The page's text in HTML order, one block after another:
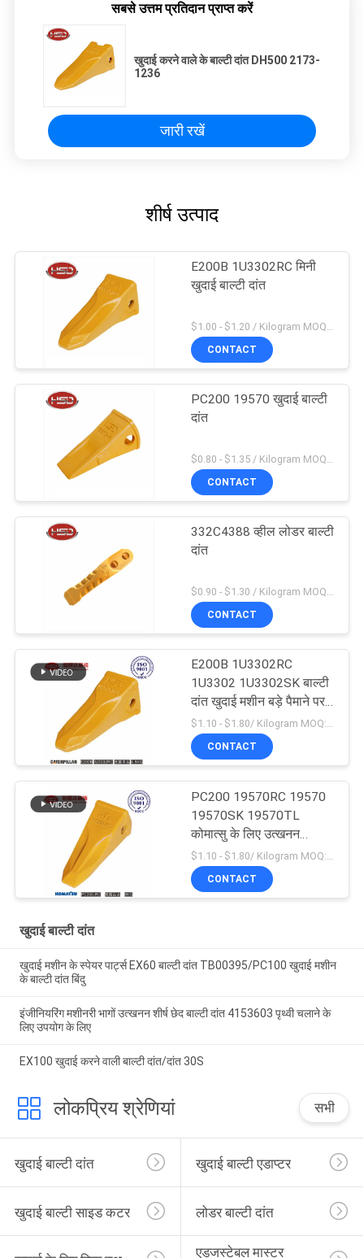
सबसे उत्तम प्रतिदान प्राप्त करें
खुदाई करने वाले के बाल्टी दांत DH500 2173-
1236
जारी रखें
शीर्ष उत्पाद
E200B 1U3302RC मिनी
खुदाई बाल्टी दांत
$1.00 - $1.20 / Kilogram MOQ:100 किलोग्राम / किलोग्राम
CONTACT
PC200 19570 खुदाई बाल्टी
दांत
CONTACT
332C4388 व्हील लोडर बाल्टी
दांत
CONTACT
E200B 1U3302RC
1U3302 1U3302SK बाल्टी
दांत खुदाई मशीन बड़े पैमाने पर
उत्पादन
$1.10 - $1.80/ Kilogram MOQ:100 Kilogram/Kilograms
CONTACT
PC200 19570RC 19570
19570SK 19570TL
कोमात्सु के लिए उत्खनन
उपकरण टिकाऊ बाल्टी दांत
$1.10 - $1.80/ Kilogram MOQ:100 किलोग्राम/किलोग्राम
CONTACT
खुदाई बाल्टी दांत
खुदाई मशीन के स्पेयर पार्ट्स EX60 बाल्टी दांत TB00395/PC100 खुदाई मशीन
के बाल्टी दांत बिंदु
इंजीनियरिंग मशीनरी भागों उत्खनन शीर्ष छेद बाल्टी दांत 4153603 पृथ्वी चलाने के
लिए उपयोग के लिए
EX100 खुदाई करने वाली बाल्टी दांत/दांत 30S
लोकप्रिय श्रेणियां सभी
खुदाई बाल्टी दांत खुदाई बाल्टी एडाप्टर
खुदाई बाल्टी साइड कटर लोडर बाल्टी दांत
एडजस्टेबल मास्टर